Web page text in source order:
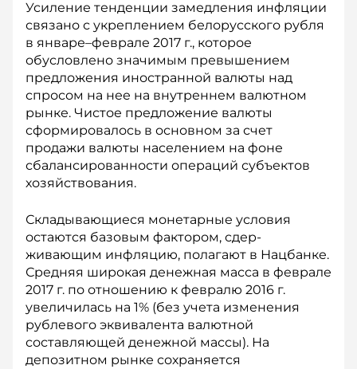
Усиление тенденции замедления инфляции
связано с укреплением белорусского рубля
в январе–феврале 2017 г., которое
обусловлено значимым превышением
предложения иностранной валюты над
спросом на нее на внутреннем валютном
рынке. Чистое предложение валюты
сформировалось в основном за счет
продажи валюты населением на фоне
сбалансированности операций субъектов
хозяйствования.
Складывающиеся монетарные условия
остаются базовым фактором, сдер­
живающим инфляцию, полагают в Нац­банке.
Средняя широкая денежная мас­са в феврале
2017 г. по отношению к февралю 2016 г.
увеличилась на 1% (без учета изменения
рублевого эквивалента валютной
составляющей денежной массы). На
депозитном рынке сохраняется